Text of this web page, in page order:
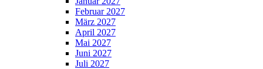
Februar 2027
März 2027
April 2027
Mai 2027
Juni 2027
Juli 2027